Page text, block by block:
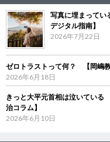
写真に埋まって
デジタル指南】
2026年7月22日
ゼロトラストって何？ 【岡嶋教
2026年6月18日
きっと大平元首相は泣いてい
治コラム】
2026年6月10日